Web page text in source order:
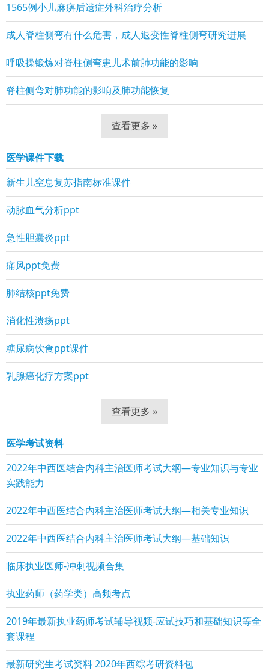
1565例小儿麻痹后遗症外科治疗分析
成人脊柱侧弯有什么危害，成人退变性脊柱侧弯研究进展
呼吸操锻炼对脊柱侧弯患儿术前肺功能的影响
脊柱侧弯对肺功能的影响及肺功能恢复
查看更多 »
医学课件下载
新生儿窒息复苏指南标准课件
动脉血气分析ppt
急性胆囊炎ppt
痛风ppt免费
肺结核ppt免费
消化性溃疡ppt
糖尿病饮食ppt课件
乳腺癌化疗方案ppt
查看更多 »
医学考试资料
2022年中西医结合内科主治医师考试大纲—专业知识与专业
实践能力
2022年中西医结合内科主治医师考试大纲—相关专业知识
2022年中西医结合内科主治医师考试大纲—基础知识
临床执业医师-冲刺视频合集
执业药师（药学类）高频考点
2019年最新执业药师考试辅导视频-应试技巧和基础知识等全
套课程
最新研究生考试资料 2020年西综考研资料包